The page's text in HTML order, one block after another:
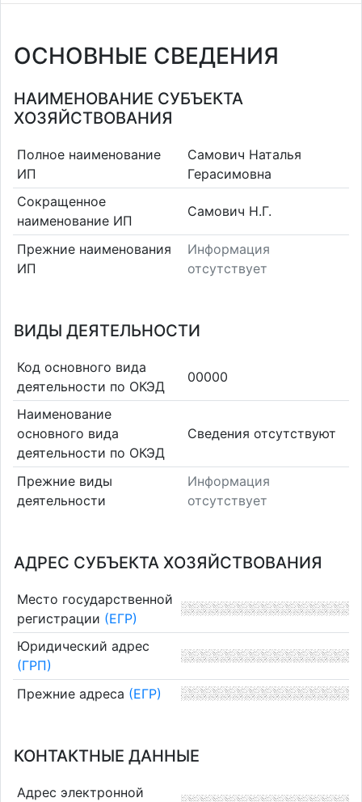
ОСНОВНЫЕ СВЕДЕНИЯ
НАИМЕНОВАНИЕ СУБЪЕКТА
ХОЗЯЙСТВОВАНИЯ
Полное наименование
ИП
Самович Наталья
Герасимовна
Сокращенное
наименование ИП
Самович Н.Г.
Прежние наименования
ИП
Информация
отсутствует
ВИДЫ ДЕЯТЕЛЬНОСТИ
Код основного вида
деятельности по ОКЭД
00000
Наименование
основного вида
деятельности по ОКЭД
Cведения отсутствуют
Прежние виды
деятельности
Информация
отсутствует
АДРЕС СУБЪЕКТА ХОЗЯЙСТВОВАНИЯ
Место государственной
регистрации (ЕГР)
Юридический адрес
(ГРП)
Прежние адреса (ЕГР)
КОНТАКТНЫЕ ДАННЫЕ
Адрес электронной